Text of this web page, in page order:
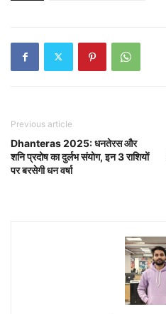
Previous article
Dhanteras 2025: धनतेरस और
शनि प्रदोष का दुर्लभ संयोग, इन 3 राशियों
पर बरसेगी धन वर्षा